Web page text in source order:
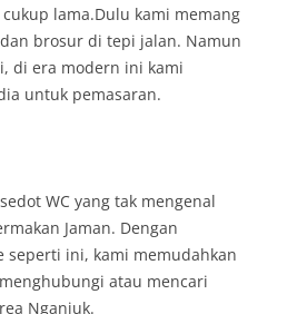
lama.Dulu kami memang
brosur di tepi jalan. Namun
di era modern ini kami
untuk pemasaran.
WC yang tak mengenal
Jaman. Dengan
seperti ini, kami memudahkan
atau mencari
Nganjuk.